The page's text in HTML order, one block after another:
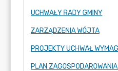
UCHWAŁY RADY GMINY
ZARZĄDZENIA WÓJTA